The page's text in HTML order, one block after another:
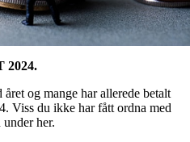
2024.
og mange har allerede betalt
Viss du ikke har fått ordna med
her.